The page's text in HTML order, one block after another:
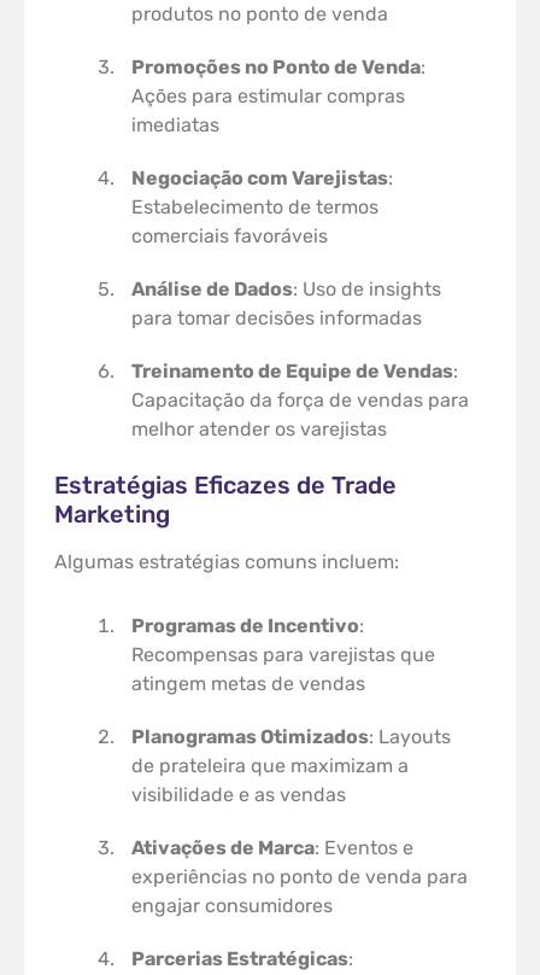
produtos no ponto de venda
Promoções no Ponto de Venda:
Ações para estimular compras
imediatas
Negociação com Varejistas:
Estabelecimento de termos
comerciais favoráveis
Análise de Dados: Uso de insights
para tomar decisões informadas
Treinamento de Equipe de Vendas:
Capacitação da força de vendas para
melhor atender os varejistas
Estratégias Eficazes de Trade
Marketing
Algumas estratégias comuns incluem:
Programas de Incentivo:
Recompensas para varejistas que
atingem metas de vendas
Planogramas Otimizados: Layouts
de prateleira que maximizam a
visibilidade e as vendas
Ativações de Marca: Eventos e
experiências no ponto de venda para
engajar consumidores
Parcerias Estratégicas: